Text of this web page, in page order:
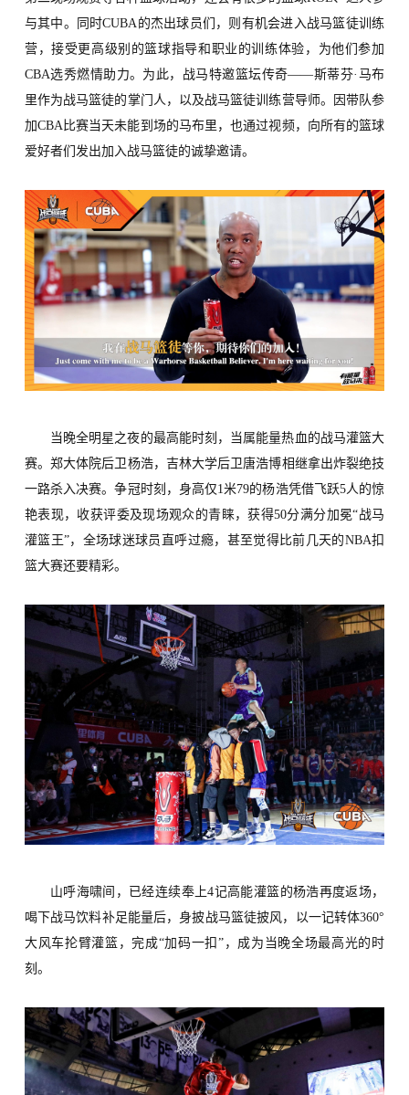
与其中。同时CUBA的杰出球员们，则 有机会进入战马篮徒训练
营 ，接受更高级别的篮球指导和职业的训练体验，为他们参加
CBA选秀燃情助力。为此，战马特邀篮坛传奇——斯蒂芬·马布
里作为战马篮徒的掌门人，以 及战马篮徒训练营导师。 因带队参
加CBA比赛当天未能到场的马布里，也通过视频，向所有的篮球
爱好者们发出加入战马篮徒的诚挚邀请。
当晚全明星之夜的最高能时刻， 当属能量热血的战马灌篮大
赛。郑大体院后卫杨浩，吉林大学后卫唐浩博相继拿出炸裂绝技
一路杀入决赛。争冠时刻 ，身高仅1米79的杨浩凭借飞跃5人的惊
艳表现， 收获评委及现场观众的青睐，获得50分满分加冕“战马
灌篮王”， 全场球迷球员 直呼过瘾，甚至觉得比前几天的NBA扣
篮大赛还要精彩。
山呼海啸间 ，
已经连续奉上4记高能灌篮的杨浩再度返场，
喝下战马饮料补足能量后， 身披战马篮徒披风 ， 以一记转体360°
大风车抡臂灌篮 ，完成“加码一扣”， 成为当晚全场最高光的时
刻。